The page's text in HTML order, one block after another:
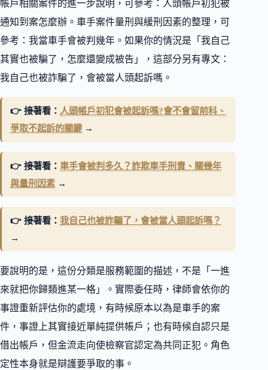
帳戶相關案件的進一步說明，可參考：人頭帳戶初犯被
通知到案怎麼辦。車手案件量刑與緩刑因素的整理，可
參考：我當車手會被判幾年。如果你的情況是「我自己
其實也被騙了，怎麼還變成被告」，這部分另有專文：
我自己也被詐騙了，會被當人頭起訴嗎。
👉 接著看： 人頭帳戶初犯會被起訴嗎?會不會留前科、
爭取不起訴的關鍵→
👉 接著看： 車手會被判多久？詐欺車手刑責、關幾年
與量刑因素→
👉 接著看： 我自己也被詐騙了，會被當人頭起訴嗎？
→
要說明的是，這份分類是服務範圍的描述，不是「一進
來就把你歸類進某一格」。實際委任時，律師會依你的
事證重新評估你的處境，有時候原本以為是車手的案
件，事證上其實接近單純提供帳戶；也有時候自認只是
借出帳戶，但金流走向使檢察官認定為共同正犯。角色
定性本身就是辯護要爭取的事。